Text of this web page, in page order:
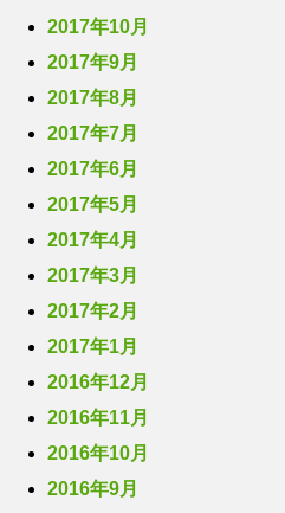
2017年10月
2017年9月
2017年8月
2017年7月
2017年6月
2017年5月
2017年4月
2017年3月
2017年2月
2017年1月
2016年12月
2016年11月
2016年10月
2016年9月